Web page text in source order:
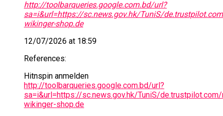
http://toolbarqueries.google.com.bd/url?
sa=i&url=https://sc.news.gov.hk/TuniS/
wikinger-shop.de
12/07/2026 at 18:59
References:
Hitnspin anmelden
http://toolbarqueries.google.com.bd/url?
sa=i&url=https://sc.news.gov.hk/TuniS/
wikinger-shop.de